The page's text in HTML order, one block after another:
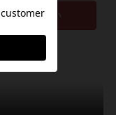
待ち下さい